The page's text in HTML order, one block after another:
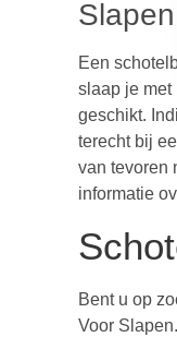
Een
slaap je met
geschikt.
terecht bij
van tevoren
informatie
Bent u op
Voor